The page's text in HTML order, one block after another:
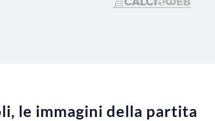
le immagini della partita